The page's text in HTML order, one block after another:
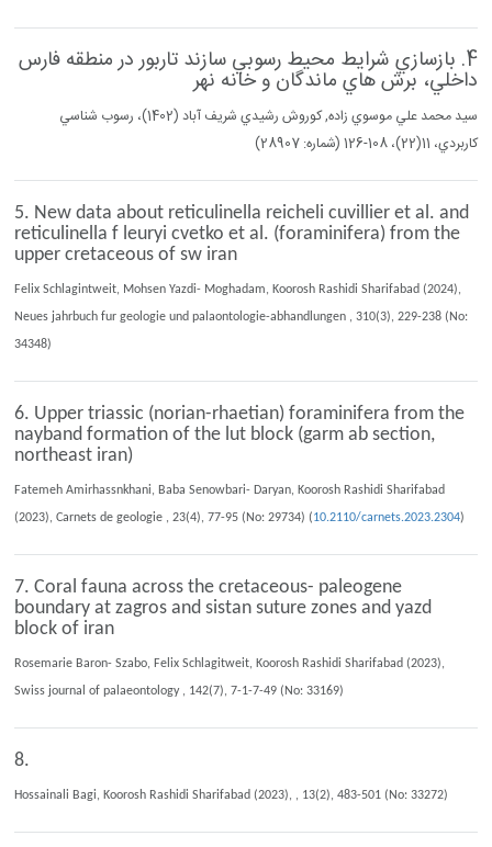
4. بازسازي شرايط محيط رسوبي سازند تاربور در منطقه فارس
داخلي، برش هاي ماندگان و خانه نهر
سيد محمد علي موسوي زاده, كوروش رشيدي شريف آباد (1402)، رسوب شناسي
كاربردي، 11(22)، 108-126 (شماره: 28907)
5. New data about reticulinella reicheli cuvillier et al. and
reticulinella f leuryi cvetko et al. (foraminifera) from the
upper cretaceous of sw iran
Felix Schlagintweit, Mohsen Yazdi- Moghadam, Koorosh Rashidi Sharifabad (2024),
Neues jahrbuch fur geologie und palaontologie-abhandlungen , 310(3), 229-238 (No:
34348)
6. Upper triassic (norian-rhaetian) foraminifera from the
nayband formation of the lut block (garm ab section,
northeast iran)
Fatemeh Amirhassnkhani, Baba Senowbari- Daryan, Koorosh Rashidi Sharifabad
(2023), Carnets de geologie , 23(4), 77-95 (No: 29734) (10.2110/carnets.2023.2304)
7. Coral fauna across the cretaceous- paleogene
boundary at zagros and sistan suture zones and yazd
block of iran
Rosemarie Baron- Szabo, Felix Schlagitweit, Koorosh Rashidi Sharifabad (2023),
Swiss journal of palaeontology , 142(7), 7-1-7-49 (No: 33169)
8.
Hossainali Bagi, Koorosh Rashidi Sharifabad (2023), , 13(2), 483-501 (No: 33272)